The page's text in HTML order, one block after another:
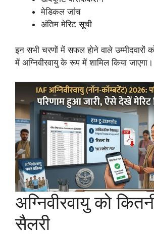
मेडिकल जांच
अंतिम मेरिट सूची
इन सभी चरणों में सफल होने वाले उम्मीदवारों
में अग्निवीरवायु के रूप में शामिल किया जाएगा।
अग्निवीरवायु को
सैलरी